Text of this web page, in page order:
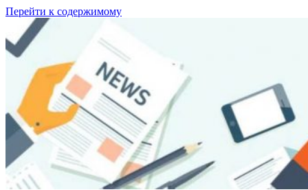
Перейти к содержимому